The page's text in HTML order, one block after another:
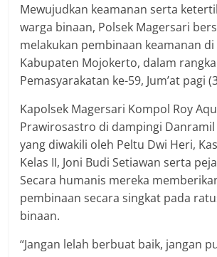
Mewujudkan keamanan serta
warga binaan, Polsek Magersari
melakukan pembinaan keamanan di
Kabupaten Mojokerto, dalam
Pemasyarakatan ke-59, Jum’at pagi
Kapolsek Magersari Kompol Roy
Prawirosastro di dampingi
yang diwakili oleh Peltu Dwi Heri,
Kelas II, Joni Budi Setiawan serta
Secara humanis mereka
pembinaan secara singkat pada
binaan.
“Jangan lelah berbuat baik, jangan